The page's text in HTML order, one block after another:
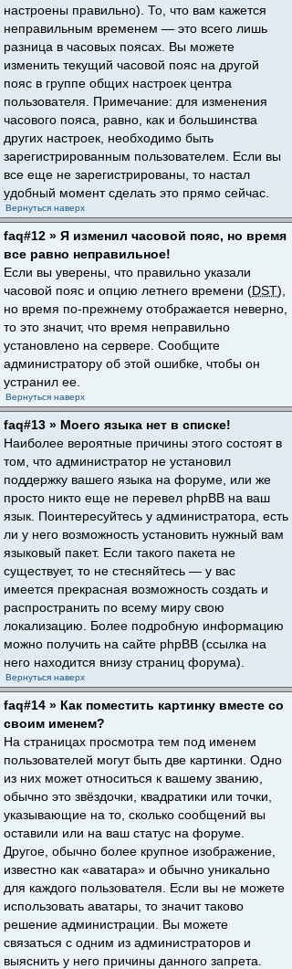
настроены правильно). То, что вам кажется
неправильным временем — это всего лишь
разница в часовых поясах. Вы можете
изменить текущий часовой пояс на другой
пояс в группе общих настроек центра
пользователя. Примечание: для изменения
часового пояса, равно, как и большинства
других настроек, необходимо быть
зарегистрированным пользователем. Если вы
все еще не зарегистрированы, то настал
удобный момент сделать это прямо сейчас.
Вернуться наверх
faq#12 » Я изменил часовой пояс, но время
все равно неправильное!
Если вы уверены, что правильно указали
часовой пояс и опцию летнего времени (DST),
но время по-прежнему отображается неверно,
то это значит, что время неправильно
установлено на сервере. Сообщите
администратору об этой ошибке, чтобы он
устранил ее.
Вернуться наверх
faq#13 » Моего языка нет в списке!
Наиболее вероятные причины этого состоят в
том, что администратор не установил
поддержку вашего языка на форуме, или же
просто никто еще не перевел phpBB на ваш
язык. Поинтересуйтесь у администратора, есть
ли у него возможность установить нужный вам
языковый пакет. Если такого пакета не
существует, то не стесняйтесь — у вас
имеется прекрасная возможность создать и
распространить по всему миру свою
локализацию. Более подробную информацию
можно получить на сайте phpBB (ссылка на
него находится внизу страниц форума).
Вернуться наверх
faq#14 » Как поместить картинку вместе со
своим именем?
На страницах просмотра тем под именем
пользователей могут быть две картинки. Одно
из них может относиться к вашему званию,
обычно это звёздочки, квадратики или точки,
указывающие на то, сколько сообщений вы
оставили или на ваш статус на форуме.
Другое, обычно более крупное изображение,
известно как «аватара» и обычно уникально
для каждого пользователя. Если вы не можете
использовать аватары, то значит таково
решение администрации. Вы можете
связаться с одним из администраторов и
выяснить у него причины данного запрета.